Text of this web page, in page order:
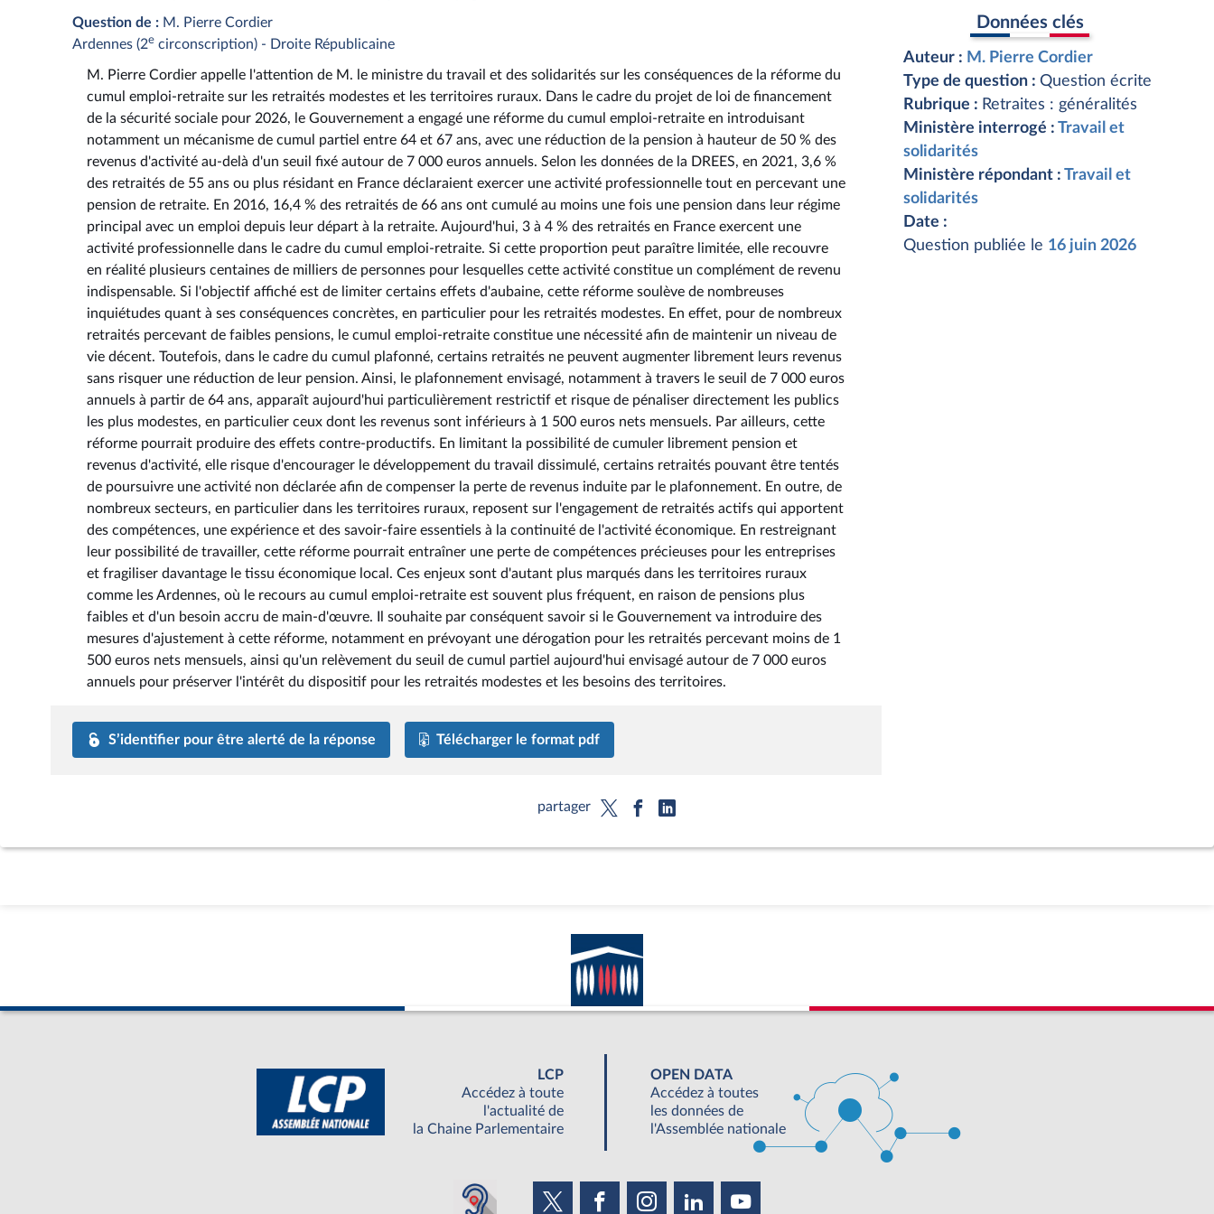
Question de : M. Pierre Cordier
Ardennes (2e circonscription) - Droite Républicaine
M. Pierre Cordier appelle l'attention de M. le ministre du travail et des solidarités sur les conséquences de la réforme du
cumul emploi-retraite sur les retraités modestes et les territoires ruraux. Dans le cadre du projet de loi de financement
de la sécurité sociale pour 2026, le Gouvernement a engagé une réforme du cumul emploi-retraite en introduisant
notamment un mécanisme de cumul partiel entre 64 et 67 ans, avec une réduction de la pension à hauteur de 50 % des
revenus d'activité au-delà d'un seuil fixé autour de 7 000 euros annuels. Selon les données de la DREES, en 2021, 3,6 %
des retraités de 55 ans ou plus résidant en France déclaraient exercer une activité professionnelle tout en percevant une
pension de retraite. En 2016, 16,4 % des retraités de 66 ans ont cumulé au moins une fois une pension dans leur régime
principal avec un emploi depuis leur départ à la retraite. Aujourd'hui, 3 à 4 % des retraités en France exercent une
activité professionnelle dans le cadre du cumul emploi-retraite. Si cette proportion peut paraître limitée, elle recouvre
en réalité plusieurs centaines de milliers de personnes pour lesquelles cette activité constitue un complément de revenu
indispensable. Si l'objectif affiché est de limiter certains effets d'aubaine, cette réforme soulève de nombreuses
inquiétudes quant à ses conséquences concrètes, en particulier pour les retraités modestes. En effet, pour de nombreux
retraités percevant de faibles pensions, le cumul emploi-retraite constitue une nécessité afin de maintenir un niveau de
vie décent. Toutefois, dans le cadre du cumul plafonné, certains retraités ne peuvent augmenter librement leurs revenus
sans risquer une réduction de leur pension. Ainsi, le plafonnement envisagé, notamment à travers le seuil de 7 000 euros
annuels à partir de 64 ans, apparaît aujourd'hui particulièrement restrictif et risque de pénaliser directement les publics
les plus modestes, en particulier ceux dont les revenus sont inférieurs à 1 500 euros nets mensuels. Par ailleurs, cette
réforme pourrait produire des effets contre-productifs. En limitant la possibilité de cumuler librement pension et
revenus d'activité, elle risque d'encourager le développement du travail dissimulé, certains retraités pouvant être tentés
de poursuivre une activité non déclarée afin de compenser la perte de revenus induite par le plafonnement. En outre, de
nombreux secteurs, en particulier dans les territoires ruraux, reposent sur l'engagement de retraités actifs qui apportent
des compétences, une expérience et des savoir-faire essentiels à la continuité de l'activité économique. En restreignant
leur possibilité de travailler, cette réforme pourrait entraîner une perte de compétences précieuses pour les entreprises
et fragiliser davantage le tissu économique local. Ces enjeux sont d'autant plus marqués dans les territoires ruraux
comme les Ardennes, où le recours au cumul emploi-retraite est souvent plus fréquent, en raison de pensions plus
faibles et d'un besoin accru de main-d'œuvre. Il souhaite par conséquent savoir si le Gouvernement va introduire des
mesures d'ajustement à cette réforme, notamment en prévoyant une dérogation pour les retraités percevant moins de 1
500 euros nets mensuels, ainsi qu'un relèvement du seuil de cumul partiel aujourd'hui envisagé autour de 7 000 euros
annuels pour préserver l'intérêt du dispositif pour les retraités modestes et les besoins des territoires.
S’identifier pour être alerté de la réponse Télécharger le format pdf
Données clés
Auteur : M. Pierre Cordier
Type de question : Question écrite
Rubrique : Retraites : généralités
Ministère interrogé : Travail et
solidarités
Ministère répondant : Travail et
solidarités
Date :
Question publiée le 16 juin 2026
partager
LCP
Accédez à toute
l'actualité de
la Chaine Parlementaire
OPEN DATA
Accédez à toutes
les données de
l'Assemblée nationale